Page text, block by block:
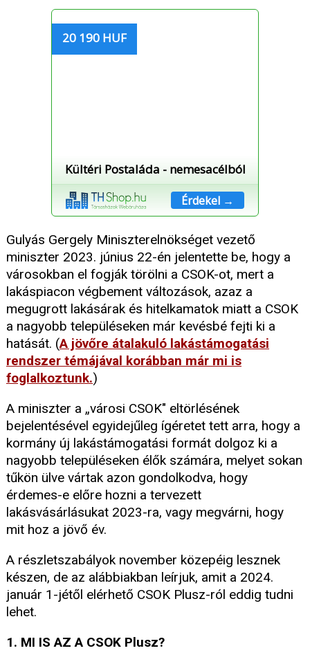
20 190 HUF
Kültéri Postaláda - nemesacélból
Érdekel →
Gulyás Gergely Miniszterelnökséget vezető
miniszter 2023. június 22-én jelentette be, hogy a
városokban el fogják törölni a CSOK-ot, mert a
lakáspiacon végbement változások, azaz a
megugrott lakásárak és hitelkamatok miatt a CSOK
a nagyobb településeken már kevésbé fejti ki a
hatását. (A jövőre átalakuló lakástámogatási
rendszer témájával korábban már mi is
foglalkoztunk.)
A miniszter a „városi CSOK" eltörlésének
bejelentésével egyidejűleg ígéretet tett arra, hogy a
kormány új lakástámogatási formát dolgoz ki a
nagyobb településeken élők számára, melyet sokan
tűkön ülve vártak azon gondolkodva, hogy
érdemes-e előre hozni a tervezett
lakásvásárlásukat 2023-ra, vagy megvárni, hogy
mit hoz a jövő év.
A részletszabályok november közepéig lesznek
készen, de az alábbiakban leírjuk, amit a 2024.
január 1-jétől elérhető CSOK Plusz-ról eddig tudni
lehet.
1. MI IS AZ A CSOK Plusz?